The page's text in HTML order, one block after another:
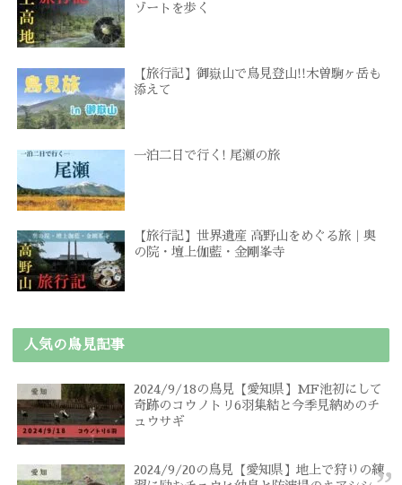
ゾートを歩く
【旅行記】御嶽山で鳥見登山!!木曽駒ヶ岳も
添えて
一泊二日で行く! 尾瀬の旅
【旅行記】世界遺産 高野山をめぐる旅｜奥
の院・壇上伽藍・金剛峯寺
人気の鳥見記事
2024/9/18の鳥見【愛知県】MF池初にして
奇跡のコウノトリ6羽集結と今季見納めのチ
ュウサギ
2024/9/20の鳥見【愛知県】地上で狩りの練